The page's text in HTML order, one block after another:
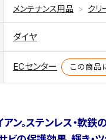
メンテナンス用品 クリ
ダイヤ
ECセンター この商品
ン。ステンレス・軟鉄